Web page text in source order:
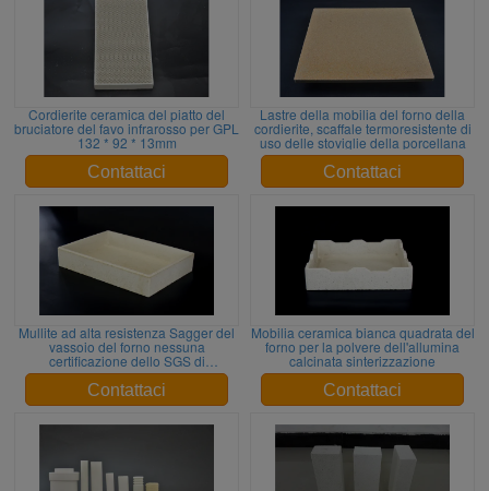
Cordierite ceramica del piatto del
bruciatore del favo infrarosso per GPL
132 * 92 * 13mm
Contattaci
Lastre della mobilia del forno della
cordierite, scaffale termoresistente di
uso delle stoviglie della porcellana
Contattaci
Mullite ad alta resistenza Sagger del
vassoio del forno nessuna
certificazione dello SGS di
restringimento
Contattaci
Mobilia ceramica bianca quadrata del
forno per la polvere dell'allumina
calcinata sinterizzazione
Contattaci